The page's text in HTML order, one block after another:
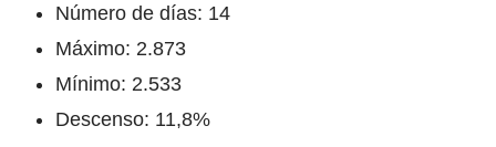
Número de días: 14
Máximo: 2.873
Mínimo: 2.533
Descenso: 11,8%